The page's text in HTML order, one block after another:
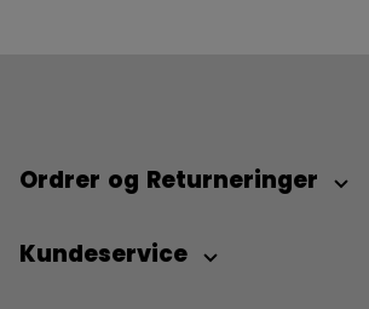
Ordrer og Returneringer
Kundeservice